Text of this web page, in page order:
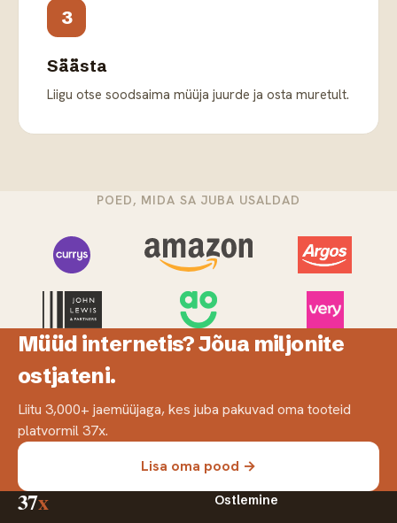
3
Säästa
Liigu otse soodsaima müüja juurde ja osta muretult.
POED, MIDA SA JUBA USALDAD
Müüd internetis? Jõua miljonite
ostjateni.
Liitu 3,000+ jaemüüjaga, kes juba pakuvad oma tooteid
platvormil 37x.
Lisa oma pood →
37x Ostlemine